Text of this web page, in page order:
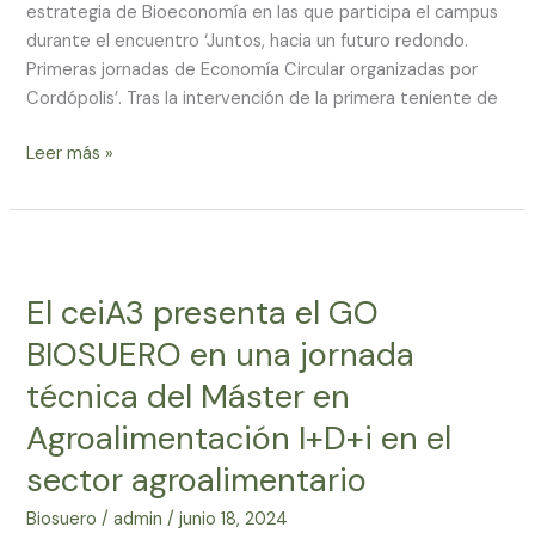
estrategia de Bioeconomía en las que participa el campus
durante el encuentro ‘Juntos, hacia un futuro redondo.
Primeras jornadas de Economía Circular organizadas por
Cordópolis’. Tras la intervención de la primera teniente de
Leer más »
El ceiA3 presenta el GO
BIOSUERO en una jornada
técnica del Máster en
Agroalimentación I+D+i en el
sector agroalimentario
Biosuero /admin/junio 18, 2024
presenta
GO
BIOSUERO
una
jornada
técnica